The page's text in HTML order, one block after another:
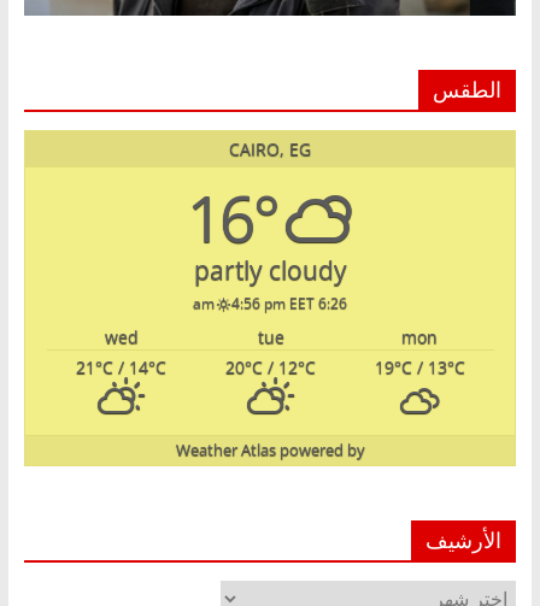
الطقس
CAIRO, EG
16°
partly cloudy
6:26 am
4:56 pm EET
mon
tue
wed
19°C/ 13°C
20°C / 12°C
21°C / 14°C
powered by
Weather Atlas
الأرشيف
الأرشيف